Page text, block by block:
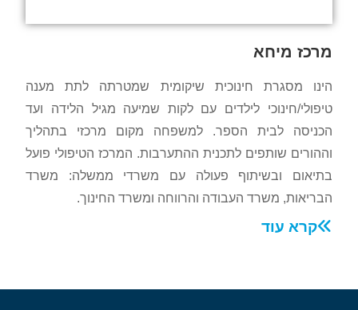
מרכז מיחא
הינו מסגרת חינוכית שיקומית שמטרתה לתת מענה
טיפולי/חינוכי לילדים עם לקות שמיעה מגיל הלידה ועד
הכניסה לבית הספר. למשפחה מקום מרכזי בתהליך
וההורים שותפים לתכנית ההתערבות. המרכז הטיפולי פועל
בתיאום ובשיתוף פעולה עם משרדי ממשלה: משרד
הבריאות, משרד העבודה והרווחה ומשרד החינוך.
קרא עוד